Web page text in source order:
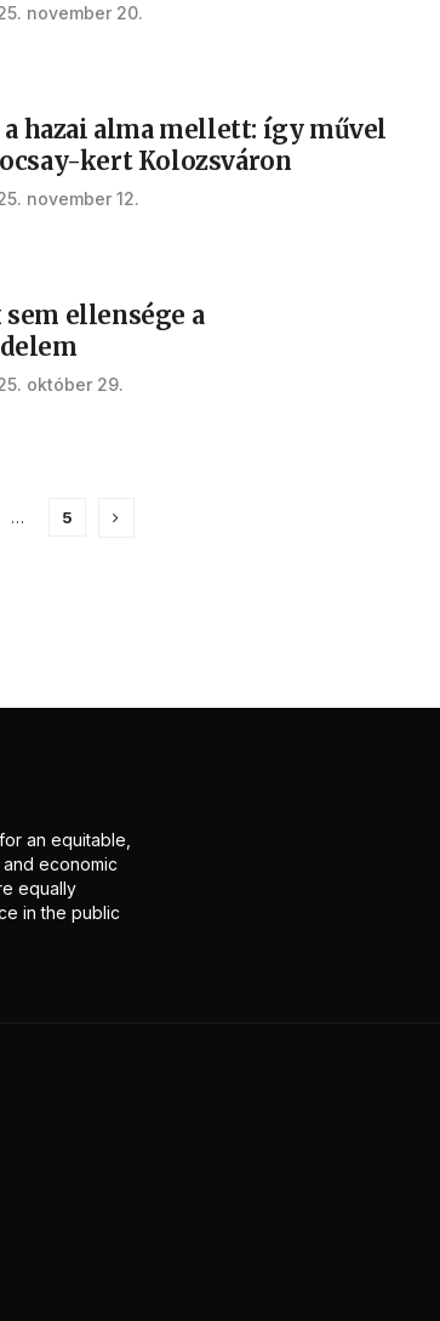
november 20.
hazai alma mellett: így művel
kert Kolozsváron
november 12.
ellensége a
október 29.
… 5
an equitable,
economic
equally
in the public